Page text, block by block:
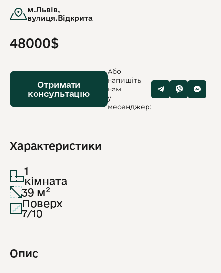
м.Львів,
вулиця.Відкрита
48000$
Отримати
консультацію
Або
напишіть
нам
у
месенджер:
Характеристики
1
кімната
39 м²
Поверх
7/10
Опис